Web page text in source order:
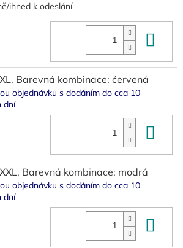
ihned k odeslání
Barevná kombinace: červená
objednávku s dodáním do cca 10
dní
Barevná kombinace: modrá
objednávku s dodáním do cca 10
dní